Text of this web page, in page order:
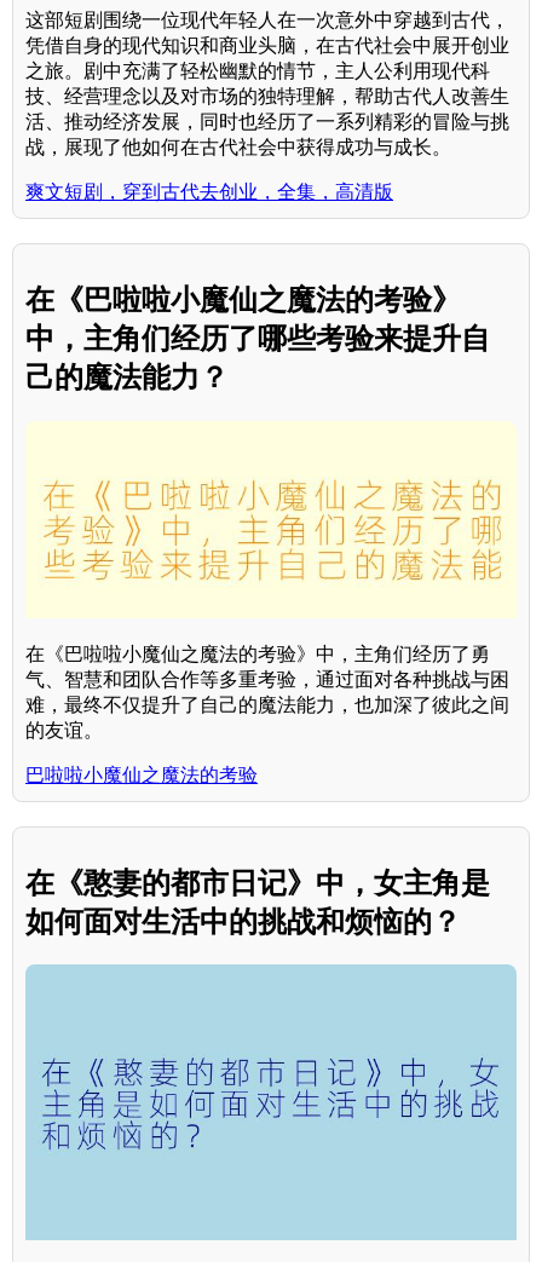
这部短剧围绕一位现代年轻人在一次意外中穿越到古代，
凭借自身的现代知识和商业头脑，在古代社会中展开创业
之旅。剧中充满了轻松幽默的情节，主人公利用现代科
技、经营理念以及对市场的独特理解，帮助古代人改善生
活、推动经济发展，同时也经历了一系列精彩的冒险与挑
战，展现了他如何在古代社会中获得成功与成长。
爽文短剧，穿到古代去创业，全集，高清版
在《巴啦啦小魔仙之魔法的考验》
中，主角们经历了哪些考验来提升自
己的魔法能力？
在《巴啦啦小魔仙之魔法的考验》中，主角们经历了勇
气、智慧和团队合作等多重考验，通过面对各种挑战与困
难，最终不仅提升了自己的魔法能力，也加深了彼此之间
的友谊。
巴啦啦小魔仙之魔法的考验
在《憨妻的都市日记》中，女主角是
如何面对生活中的挑战和烦恼的？